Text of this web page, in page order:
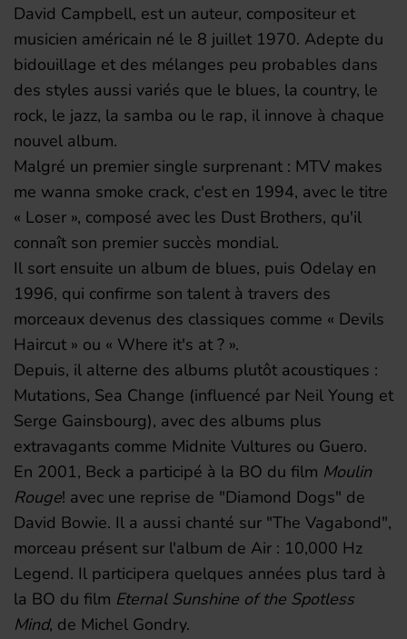
David Campbell, est un auteur, compositeur et
musicien américain né le 8 juillet 1970. Adepte du
bidouillage et des mélanges peu probables dans
des styles aussi variés que le blues, la country, le
rock, le jazz, la samba ou le rap, il innove à chaque
nouvel album.
Malgré un premier single surprenant : MTV makes
me wanna smoke crack, c'est en 1994, avec le titre
« Loser », composé avec les Dust Brothers, qu'il
connaît son premier succès mondial.
Il sort ensuite un album de blues, puis Odelay en
1996, qui confirme son talent à travers des
morceaux devenus des classiques comme « Devils
Haircut » ou « Where it's at ? ».
Depuis, il alterne des albums plutôt acoustiques :
Mutations, Sea Change (influencé par Neil Young et
Serge Gainsbourg), avec des albums plus
extravagants comme Midnite Vultures ou Guero.
En 2001, Beck a participé à la BO du film Moulin
Rouge! avec une reprise de "Diamond Dogs" de
David Bowie. Il a aussi chanté sur "The Vagabond",
morceau présent sur l'album de Air : 10,000 Hz
Legend. Il participera quelques années plus tard à
la BO du film Eternal Sunshine of the Spotless
Mind, de Michel Gondry.